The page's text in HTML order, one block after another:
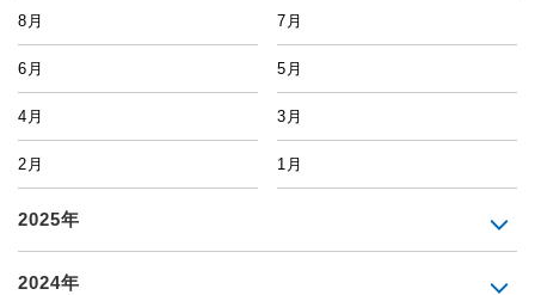
8月 7月
6月 5月
4月 3月
2月 1月
2025年
2024年